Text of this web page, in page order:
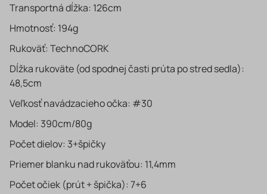
Transportná dĺžka: 126cm
Hmotnosť: 194g
Rukoväť: TechnoCORK
Dĺžka rukoväte (od spodnej časti prúta po stred sedla):
48,5cm
Veľkosť navádzacieho očka: #30
Model: 390cm/80g
Počet dielov: 3+špičky
Priemer blanku nad rukoväťou: 11,4mm
Počet očiek (prút + špička): 7+6